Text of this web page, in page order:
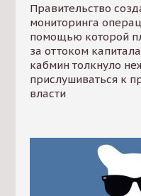
Правительство
мониторинга
помощью которой
за оттоком
кабмин толкнуло
прислушиваться к
власти